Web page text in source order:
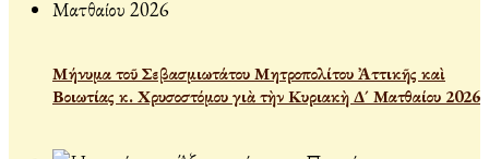
Μήνυμα τοῦ Σεβασμιωτάτου Μητροπολίτου Ἀττικῆς καὶ
Βοιωτίας κ. Χρυσοστόμου γιὰ τὴν Κυριακὴ Δ´ Ματθαίου 2026